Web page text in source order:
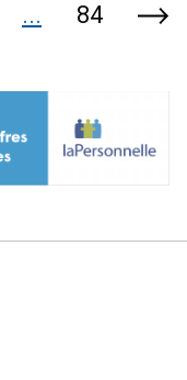
... 84